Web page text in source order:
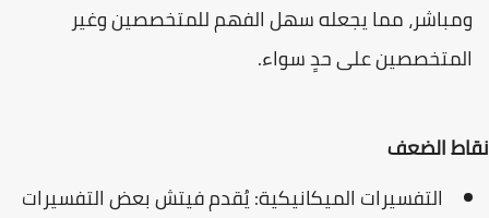
ومباشر، مما يجعله سهل الفهم للمتخصصين وغير
المتخصصين على حدٍ سواء.
نقاط الضعف
التفسيرات الميكانيكية: يُقدم فيتش بعض التفسيرات